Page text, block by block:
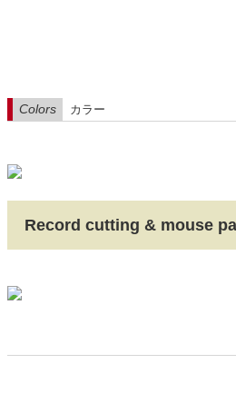
Colors カラー
Record cutting & mouse